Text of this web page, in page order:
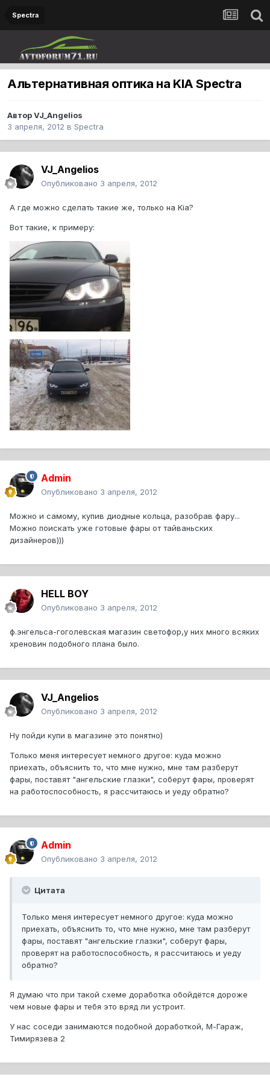
Spectra
Альтернативная оптика на KIA Spectra
АвторVJ_Angelios
3 апреля, 2012 в Spectra
VJ_Angelios
Опубликовано 3 апреля, 2012
А где можно сделать такие же, только на Kia?
Вот такие, к примеру:
Admin
Опубликовано 3 апреля, 2012
Можно и самому, купив диодные кольца, разобрав фару...
Можно поискать уже готовые фары от тайваньских
дизайнеров)))
HELL BOY
Опубликовано 3 апреля, 2012
ф.энгельса-гоголевская магазин светофор,у них много всяких
хреновин подобного плана было.
VJ_Angelios
Опубликовано 3 апреля, 2012
Ну пойди купи в магазине это понятно)
Только меня интересует немного другое: куда можно
приехать, объяснить то, что мне нужно, мне там разберут
фары, поставят "ангельские глазки", соберут фары, проверят
на работоспособность, я рассчитаюсь и уеду обратно?
Admin
Опубликовано 3 апреля, 2012
Цитата
Только меня интересует немного другое: куда можно
приехать, объяснить то, что мне нужно, мне там разберут
фары, поставят "ангельские глазки", соберут фары,
проверят на работоспособность, я рассчитаюсь и уеду
обратно?
Я думаю что при такой схеме доработка обойдётся дороже
чем новые фары и тебя это вряд ли устроит.
У нас соседи занимаются подобной доработкой, М-Гараж,
Тимирязева 2